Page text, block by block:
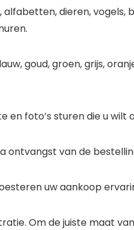
dieren,
goud, groen, grijs,
en foto’s sturen die u wilt
ontvangst van de
uw aankoop
Om de juiste maat